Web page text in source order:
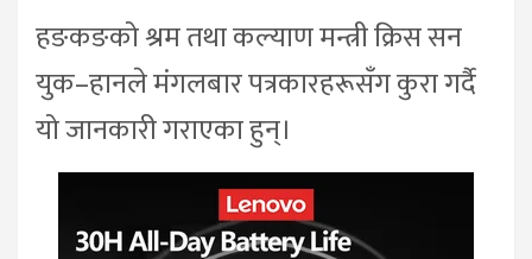
हङकङको श्रम तथा कल्याण मन्त्री क्रिस सन
युक–हानले मंगलबार पत्रकारहरूसँग कुरा गर्दै
यो जानकारी गराएका हुन्।